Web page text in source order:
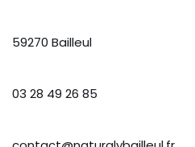
59270 Bailleul
03 28 49 26 85